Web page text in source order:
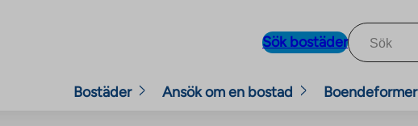
Sök bostäder
Bostäder Ansök om en bostad Boendeformer